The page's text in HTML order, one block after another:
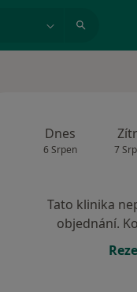
Dnes
6 Srpen 7
Tato klinika
objednání.